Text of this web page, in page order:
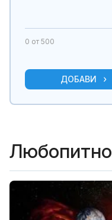
0 от 500
ДОБАВИ
Любопитно